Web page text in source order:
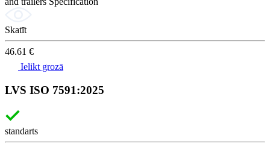
Skatīt
46.61 €
Ielikt grozā
LVS ISO 7591:2025
standarts